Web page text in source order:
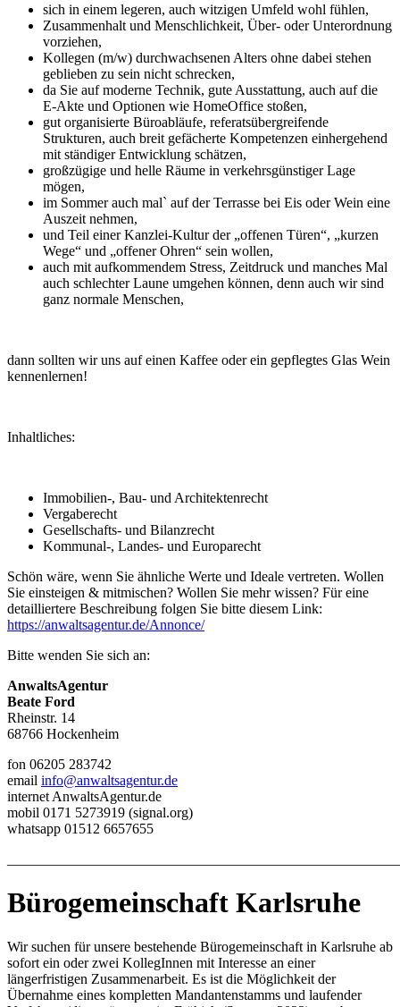
sich in einem legeren, auch witzigen Umfeld wohl fühlen,
Zusammenhalt und Menschlichkeit, Über- oder Unterordnung
vorziehen,
Kollegen (m/w) durchwachsenen Alters ohne dabei stehen
geblieben zu sein nicht schrecken,
da Sie auf moderne Technik, gute Ausstattung, auch auf die
E-Akte und Optionen wie HomeOffice stoßen,
gut organisierte Büroabläufe, referatsübergreifende
Strukturen, auch breit gefächerte Kompetenzen einhergehend
mit ständiger Entwicklung schätzen,
großzügige und helle Räume in verkehrsgünstiger Lage
mögen,
im Sommer auch mal` auf der Terrasse bei Eis oder Wein eine
Auszeit nehmen,
und Teil einer Kanzlei-Kultur der „offenen Türen“, „kurzen
Wege“ und „offener Ohren“ sein wollen,
auch mit aufkommendem Stress, Zeitdruck und manches Mal
auch schlechter Laune umgehen können, denn auch wir sind
ganz normale Menschen,
dann sollten wir uns auf einen Kaffee oder ein gepflegtes Glas Wein
kennenlernen!
Inhaltliches:
Immobilien-, Bau- und Architektenrecht
Vergaberecht
Gesellschafts- und Bilanzrecht
Kommunal-, Landes- und Europarecht
Schön wäre, wenn Sie ähnliche Werte und Ideale vertreten. Wollen
Sie einsteigen & mitmischen? Wollen Sie mehr wissen? Für eine
detailliertere Beschreibung folgen Sie bitte diesem Link:
https://anwaltsagentur.de/Annonce/
Bitte wenden Sie sich an:
AnwaltsAgentur
Beate Ford
Rheinstr. 14
68766 Hockenheim
fon 06205 283742
email info@anwaltsagentur.de
internet AnwaltsAgentur.de
mobil 0171 5273919 (signal.org)
whatsapp 01512 6657655
Bürogemeinschaft Karlsruhe
Wir suchen für unsere bestehende Bürogemeinschaft in Karlsruhe ab
sofort ein oder zwei KollegInnen mit Interesse an einer
längerfristigen Zusammenarbeit. Es ist die Möglichkeit der
Übernahme eines kompletten Mandantenstamms und laufender